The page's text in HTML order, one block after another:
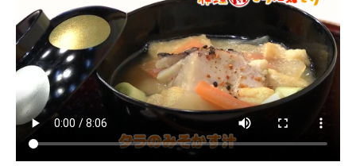
試写会・プレゼント
Present
ＹＢＣオンデマンド
やまがた情熱市場